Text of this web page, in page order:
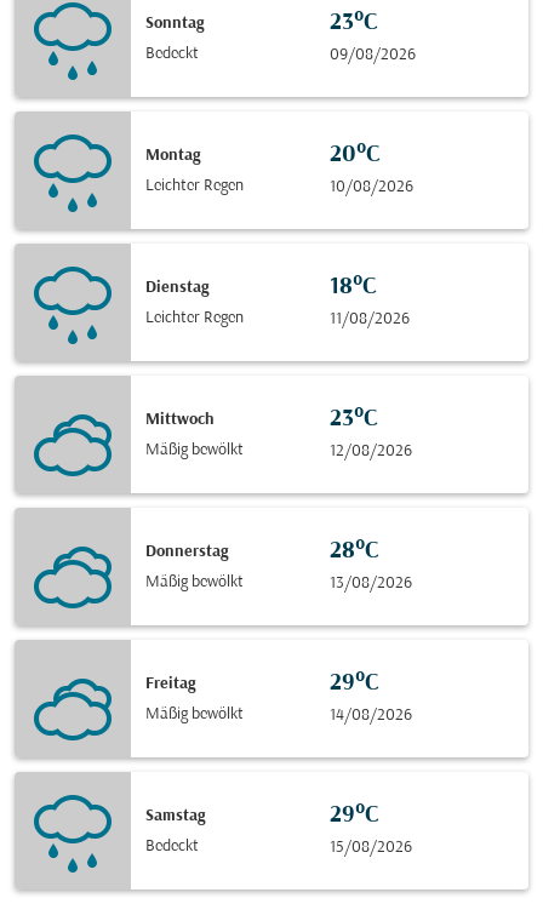
Sonntag
Bedeckt
23°C
09/08/2026
Montag
Leichter Regen
20°C
10/08/2026
Dienstag
Leichter Regen
18°C
11/08/2026
Mittwoch
Mäßig bewölkt
23°C
12/08/2026
Donnerstag
Mäßig bewölkt
28°C
13/08/2026
Freitag
Mäßig bewölkt
29°C
14/08/2026
Samstag
Bedeckt
29°C
15/08/2026